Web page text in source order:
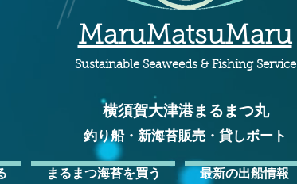
MaruMatsuMaru
Sustainable Seaweeds & Fishing Service
横須賀大津港まるまつ丸​
釣り船・新海苔販売・貸しボート
まるまつ海苔を買う 最新の出船情報